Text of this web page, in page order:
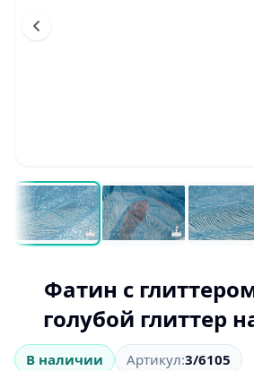
Фатин с
голубой глиттер
В наличии Артикул:3/6105